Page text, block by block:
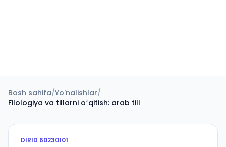
Bosh sahifa/Yo'nalishlar/
Filologiya va tillarni oʻqitish: arab tili
DIRID 60230101